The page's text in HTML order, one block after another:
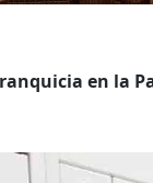
en la